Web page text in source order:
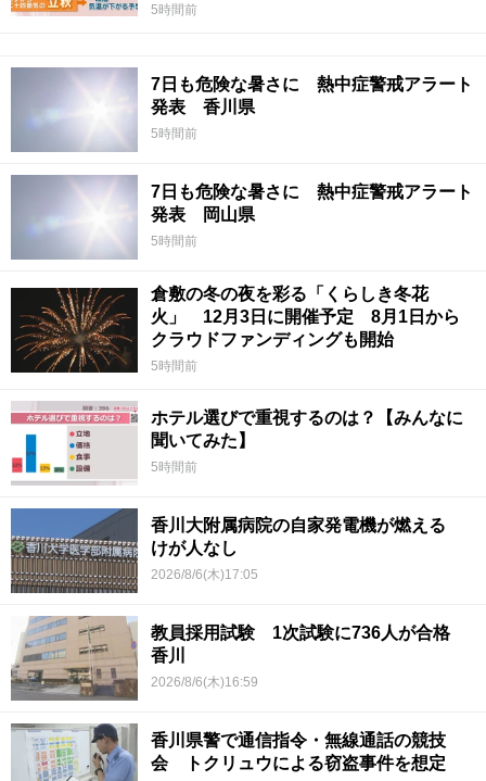
5時間前
7日も危険な暑さに 熱中症警戒アラート
発表 香川県
5時間前
7日も危険な暑さに 熱中症警戒アラート
発表 岡山県
5時間前
倉敷の冬の夜を彩る「くらしき冬花
火」 12月3日に開催予定 8月1日から
クラウドファンディングも開始
5時間前
ホテル選びで重視するのは？【みんなに
聞いてみた】
5時間前
香川大附属病院の自家発電機が燃える
けが人なし
2026/8/6(木)17:05
教員採用試験 1次試験に736人が合格
香川
2026/8/6(木)16:59
香川県警で通信指令・無線通話の競技
会 トクリュウによる窃盗事件を想定